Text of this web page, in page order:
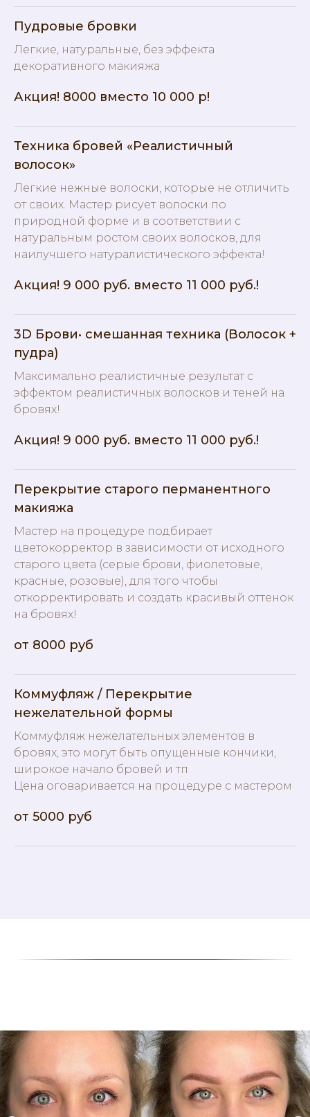
Пудровые бровки
Легкие, натуральные, без эффекта
декоративного макияжа
Акция! 8000 вместо 10 000 р!
Техника бровей «Реалистичный
волосок»
Легкие нежные волоски, которые не отличить
от своих. Мастер рисует волоски по
природной форме и в соответствии с
натуральным ростом своих волосков, для
наилучшего натуралистического эффекта!
Акция! 9 000 руб. вместо 11 000 руб.!
3D Брови• смешанная техника (Волосок +
пудра)
Максимально реалистичные результат с
эффектом реалистичных волосков и теней на
бровях!
Акция! 9 000 руб. вместо 11 000 руб.!
Перекрытие старого перманентного
макияжа
Мастер на процедуре подбирает
цветокорректор в зависимости от исходного
старого цвета (серые брови, фиолетовые,
красные, розовые), для того чтобы
откорректировать и создать красивый оттенок
на бровях!
от 8000 руб
Коммуфляж / Перекрытие
нежелательной формы
Коммуфляж нежелательных элементов в
бровях, это могут быть опущенные кончики,
широкое начало бровей и тп
Цена оговаривается на процедуре с мастером
от 5000 руб